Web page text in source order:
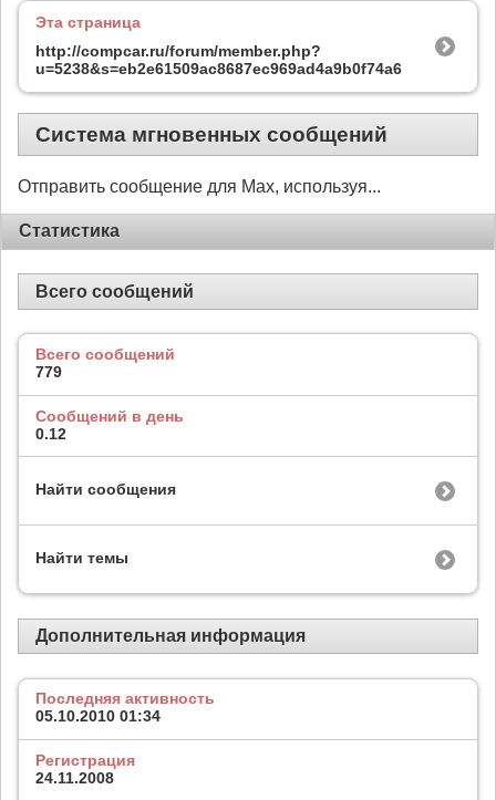
Эта страница
http://compcar.ru/forum/member.php?
u=5238&s=eb2e61509ac8687ec969ad4a9b0f74a6
Система мгновенных сообщений
Отправить сообщение для Max, используя...
Статистика
Всего сообщений
Всего сообщений
779
Сообщений в день
0.12
Найти сообщения
Найти темы
Дополнительная информация
Последняя активность
05.10.2010 01:34
Регистрация
24.11.2008